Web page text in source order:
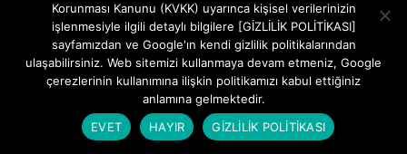
Korunması Kanunu (KVKK) uyarınca kişisel verilerinizin
işlenmesiyle ilgili detaylı bilgilere [GİZLİLİK POLİTİKASI]
sayfamızdan ve Google'ın kendi gizlilik politikalarından
ulaşabilirsiniz. Web sitemizi kullanmaya devam etmeniz, Google
çerezlerinin kullanımına ilişkin politikamızı kabul ettiğiniz
anlamına gelmektedir.
EVET
HAYIR GİZLİLİK POLİTİKASI